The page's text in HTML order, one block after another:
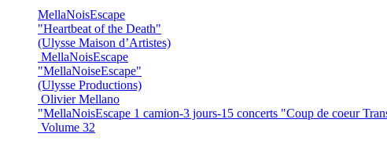
MellaNoisEscape
"Heartbeat of the Death"
(Ulysse Maison d’Artistes)
MellaNoisEscape
"MellaNoiseEscape"
(Ulysse Productions)
Olivier Mellano
"MellaNoisEscape 1 camion-3 jours-15 concerts "Coup de coeur
Volume 32